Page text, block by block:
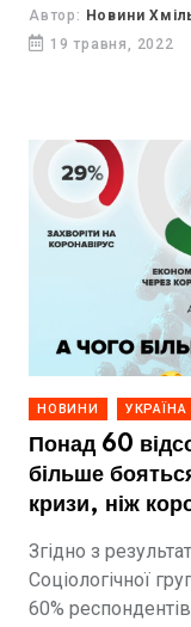
Автор: Новини
19 травня, 2022
НОВИНИ УКРАЇНА
Понад 60 відсотків українців
більше
кризи, ніж
Згідно з
Соціологічної
60%